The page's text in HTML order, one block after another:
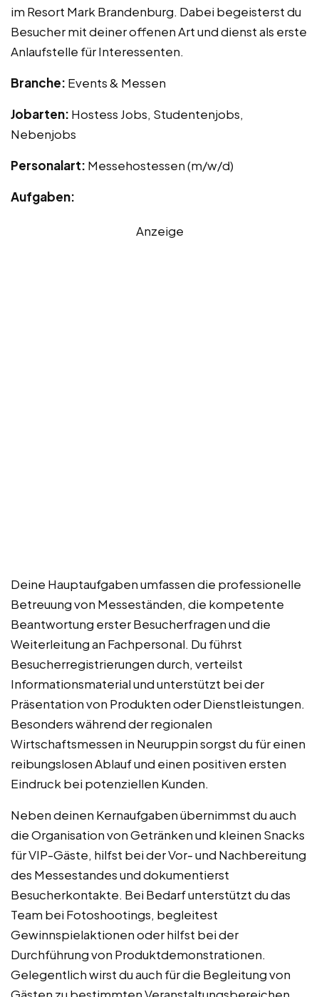
im Resort Mark Brandenburg. Dabei begeisterst du
Besucher mit deiner offenen Art und dienst als erste
Anlaufstelle für Interessenten.
Branche: Events & Messen
Jobarten: Hostess Jobs, Studentenjobs,
Nebenjobs
Personalart: Messehostessen (m/w/d)
Aufgaben:
Anzeige
Deine Hauptaufgaben umfassen die professionelle
Betreuung von Messeständen, die kompetente
Beantwortung erster Besucherfragen und die
Weiterleitung an Fachpersonal. Du führst
Besucherregistrierungen durch, verteilst
Informationsmaterial und unterstützt bei der
Präsentation von Produkten oder Dienstleistungen.
Besonders während der regionalen
Wirtschaftsmessen in Neuruppin sorgst du für einen
reibungslosen Ablauf und einen positiven ersten
Eindruck bei potenziellen Kunden.
Neben deinen Kernaufgaben übernimmst du auch
die Organisation von Getränken und kleinen Snacks
für VIP-Gäste, hilfst bei der Vor- und Nachbereitung
des Messestandes und dokumentierst
Besucherkontakte. Bei Bedarf unterstützt du das
Team bei Fotoshootings, begleitest
Gewinnspielaktionen oder hilfst bei der
Durchführung von Produktdemonstrationen.
Gelegentlich wirst du auch für die Begleitung von